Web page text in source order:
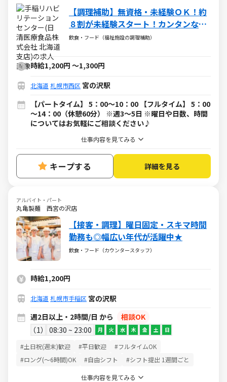
【調理補助】無資格・未経験ＯＫ！約
８割が未経験スタート！カンタンな盛
付・配下膳・洗浄など
飲食・フード（福祉施設の調理補助）
時給1,200円 ～1,300円
北海道 札幌市西区 宮の沢駅
【パートタイム】 5：00～10：00 【フルタイム】 5：00
～14：00（休憩60分） ※週3～5日 ※曜日や日数、時間
についてはお気軽にご相談ください♪
仕事内容を見てみる
キープする 詳細を見る
アルバイト・パート
丸亀製麺 西宮の沢店
【接客・調理】曜日固定・スキマ時間
勤務も◎幅広い年代が活躍中★
飲食・フード（カウンタースタッフ）
時給1,200円
北海道 札幌市手稲区 宮の沢駅
週2日以上・2時間/日 から
相談OK
1
08:30 ~ 23:00 月 火 水 木 金 土 日
#土日祝(週末)歓迎 #平日歓迎
#フルタイムOK
#ロング(～6時間)OK
#自由シフト #シフト提出 1週間ごと
仕事内容を見てみる